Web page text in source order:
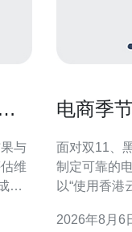
与
维
、
依
电商季
面对双11、
制定可靠的
以“使用香港
出并提升转化率。 电商季节性流量特点
2026年8月6